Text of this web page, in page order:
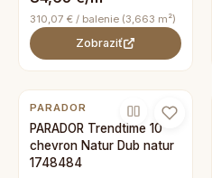
310,07 € / balenie (3,663 m²)
Zobraziť
PARADOR
PARADOR Trendtime 10
chevron Natur Dub natur
1748484